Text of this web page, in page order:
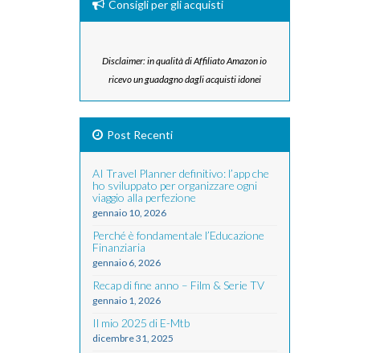
Consigli per gli acquisti
Disclaimer: in qualità di Affiliato Amazon io
ricevo un guadagno dagli acquisti idonei
Post Recenti
AI Travel Planner definitivo: l’app che
ho sviluppato per organizzare ogni
viaggio alla perfezione
gennaio 10, 2026
Perché è fondamentale l’Educazione
Finanziaria
gennaio 6, 2026
Recap di fine anno – Film & Serie TV
gennaio 1, 2026
Il mio 2025 di E-Mtb
dicembre 31, 2025